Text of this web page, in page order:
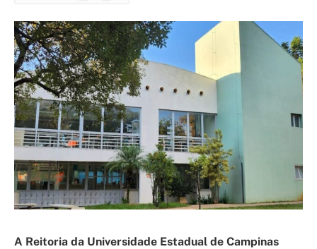
A Reitoria da Universidade Estadual de Campinas